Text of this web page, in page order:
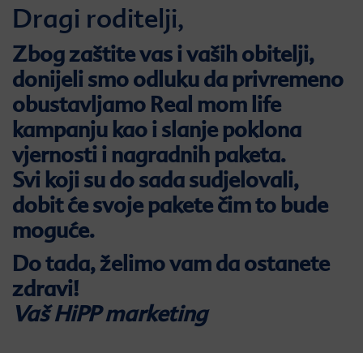
Dragi roditelji,
Zbog zaštite vas i vaših obitelji,
donijeli smo odluku da privremeno
obustavljamo Real mom life
kampanju kao i slanje poklona
vjernosti i nagradnih paketa.
Svi koji su do sada sudjelovali,
dobit će svoje pakete čim to bude
moguće.
Do tada, želimo vam da ostanete
zdravi!
Vaš HiPP marketing